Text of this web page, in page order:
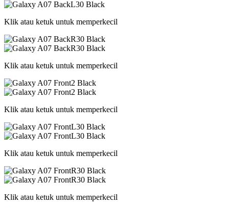
Klik atau ketuk untuk memperkecil
Klik atau ketuk untuk memperkecil
Klik atau ketuk untuk memperkecil
Klik atau ketuk untuk memperkecil
Klik atau ketuk untuk memperkecil